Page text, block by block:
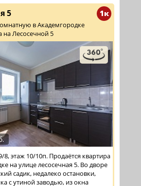
1к
5
в Академгородке
на Лесосечной 5
этаж 10/10п. Продаётся квартира
на улице лесосечная 5. Во дворе
садик, недалеко остановки,
с утиной заводью, из окна